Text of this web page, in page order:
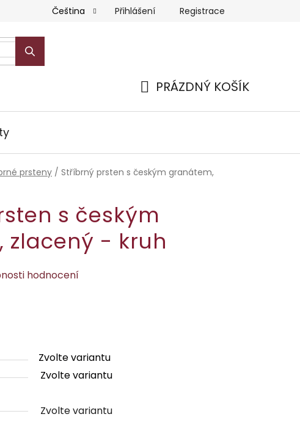
Čeština Přihlášení Registrace
PRÁZDNÝ KOŠÍK
prsteny / Stříbrný prsten s českým granátem,
s českým
zlacený - kruh
hodnocení
Zvolte variantu
Zvolte variantu
Zvolte variantu